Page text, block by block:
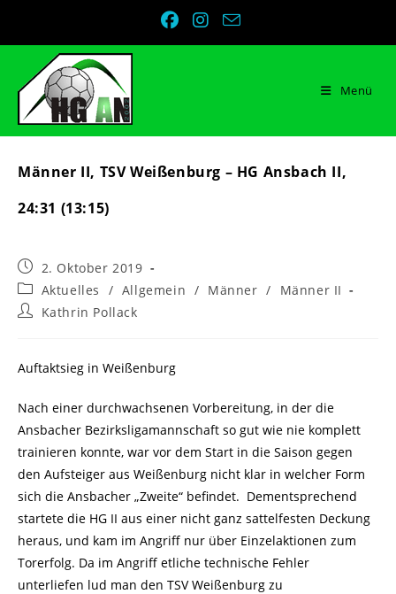
Menü
Männer II, TSV Weißenburg – HG Ansbach II,
24:31 (13:15)
Beitrag
veröffentlicht:
2. Oktober 2019
Beitrags-
Kategorie:
Aktuelles / Allgemein / Männer /
Männer II
Beitrags-
Kathrin Pollack
Auftaktsieg in Weißenburg
Nach einer durchwachsenen Vorbereitung, in der die
Ansbacher Bezirksligamannschaft so gut wie nie komplett
trainieren konnte, war vor dem Start in die Saison gegen
den Aufsteiger aus Weißenburg nicht klar in welcher Form
sich die Ansbacher „Zweite“ befindet. Dementsprechend
startete die HG II aus einer nicht ganz sattelfesten Deckung
heraus, und kam im Angriff nur über Einzelaktionen zum
Torerfolg. Da im Angriff etliche technische Fehler
unterliefen lud man den TSV Weißenburg zu